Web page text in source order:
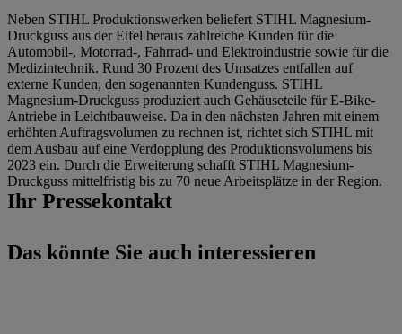
Neben STIHL Produktionswerken beliefert STIHL Magnesium-
Druckguss aus der Eifel heraus zahlreiche Kunden für die
Automobil-, Motorrad-, Fahrrad- und Elektroindustrie sowie für die
Medizintechnik. Rund 30 Prozent des Umsatzes entfallen auf
externe Kunden, den sogenannten Kundenguss. STIHL
Magnesium-Druckguss produziert auch Gehäuseteile für E-Bike-
Antriebe in Leichtbauweise. Da in den nächsten Jahren mit einem
erhöhten Auftragsvolumen zu rechnen ist, richtet sich STIHL mit
dem Ausbau auf eine Verdopplung des Produktionsvolumens bis
2023 ein. Durch die Erweiterung schafft STIHL Magnesium-
Druckguss mittelfristig bis zu 70 neue Arbeitsplätze in der Region.
Ihr Pressekontakt
Das könnte Sie auch interessieren